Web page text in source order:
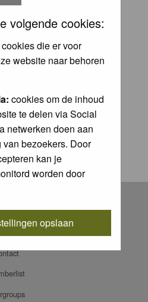
volgende cookies:
cookies die er voor
website naar behoren
cookies om de inhoud
te delen via Social
netwerken doen aan
bezoekers. Door
kan je
worden door
opslaan
each visit:
in